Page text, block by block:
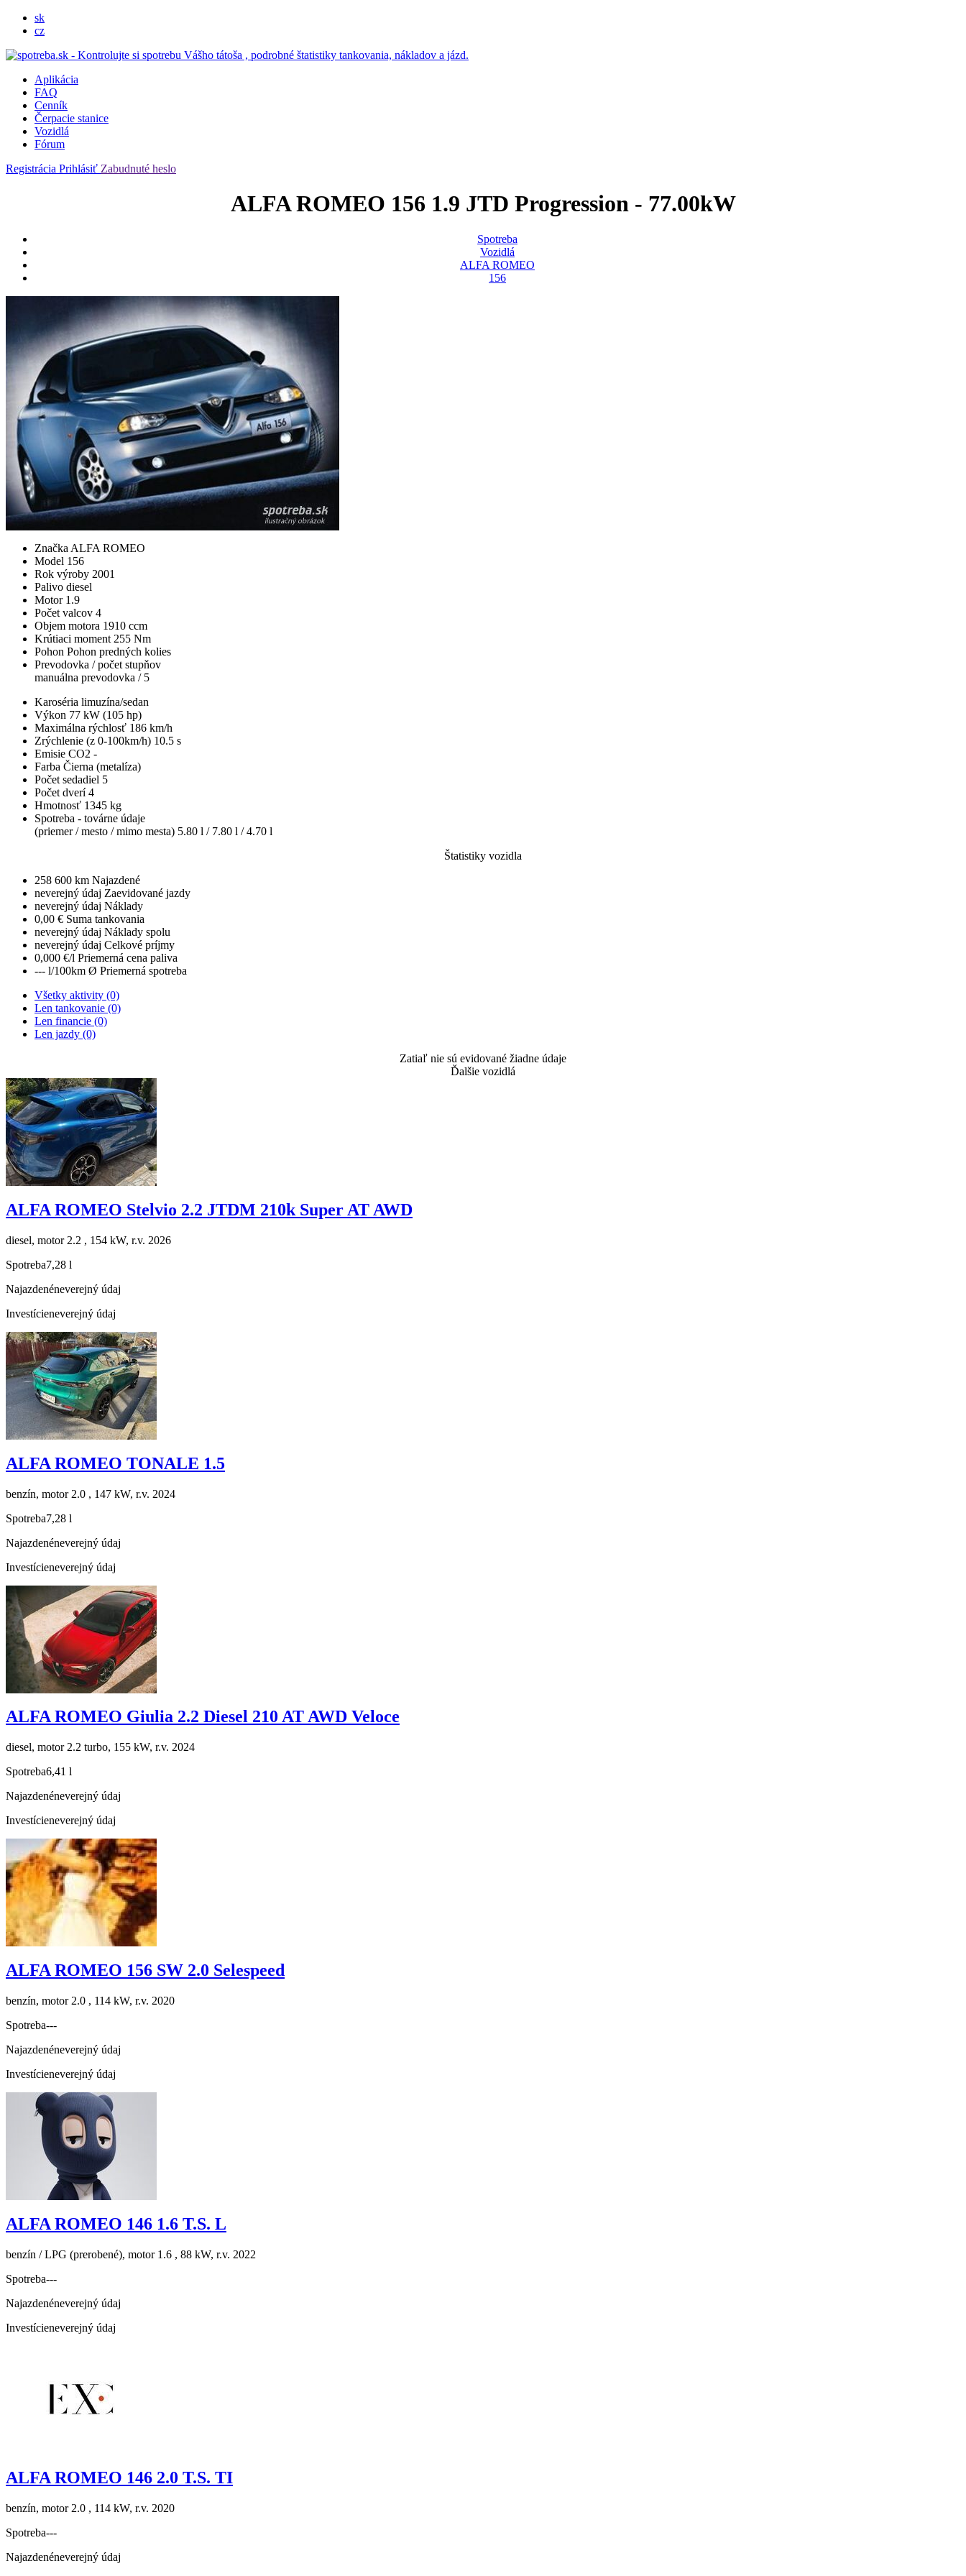
sk
cz
Aplikácia
FAQ
Cenník
Čerpacie stanice
Vozidlá
Fórum
Registrácia Prihlásiť Zabudnuté heslo
ALFA ROMEO 156 1.9 JTD Progression - 77.00kW
Spotreba
Vozidlá
ALFA ROMEO
156
Značka ALFA ROMEO
Model 156
Rok výroby 2001
Palivo diesel
Motor 1.9
Počet valcov 4
Objem motora 1910 ccm
Krútiaci moment 255 Nm
Pohon Pohon predných kolies
Prevodovka / počet stupňov
manuálna prevodovka / 5
Karoséria limuzína/sedan
Výkon 77 kW (105 hp)
Maximálna rýchlosť 186 km/h
Zrýchlenie (z 0-100km/h) 10.5 s
Emisie CO2 -
Farba Čierna (metalíza)
Počet sedadiel 5
Počet dverí4
Hmotnosť 1345 kg
Spotreba - továrne údaje
(priemer / mesto / mimo mesta) 5.80 l / 7.80 l / 4.70 l
Štatistiky vozidla
258 600 km Najazdené
neverejný údaj Zaevidované jazdy
neverejný údaj Náklady
0,00 € Suma tankovania
neverejný údaj Náklady spolu
neverejný údaj Celkové príjmy
0,000 €/l Priemerná cena paliva
--- l/100km Ø Priemerná spotreba
Všetky aktivity (0)
Len tankovanie (0)
Len financie (0)
Len jazdy (0)
Zatiaľ nie sú evidované žiadne údaje
Ďalšie vozidlá
ALFA ROMEO Stelvio 2.2 JTDM 210k Super AT AWD
diesel, motor 2.2 , 154 kW, r.v. 2026
Spotreba7,28 l
Najazdenéneverejný údaj
Investícieneverejný údaj
ALFA ROMEO TONALE 1.5
benzín, motor 2.0 , 147 kW, r.v. 2024
Spotreba7,28 l
Najazdenéneverejný údaj
Investícieneverejný údaj
ALFA ROMEO Giulia 2.2 Diesel 210 AT AWD Veloce
diesel, motor 2.2 turbo, 155 kW, r.v. 2024
Spotreba6,41 l
Najazdenéneverejný údaj
Investícieneverejný údaj
ALFA ROMEO 156 SW 2.0 Selespeed
benzín, motor 2.0 , 114 kW, r.v. 2020
Spotreba---
Najazdenéneverejný údaj
Investícieneverejný údaj
ALFA ROMEO 146 1.6 T.S. L
benzín / LPG (prerobené), motor 1.6 , 88 kW, r.v. 2022
Spotreba---
Najazdenéneverejný údaj
Investícieneverejný údaj
ALFA ROMEO 146 2.0 T.S. TI
benzín, motor 2.0 , 114 kW, r.v. 2020
Spotreba---
Najazdenéneverejný údaj